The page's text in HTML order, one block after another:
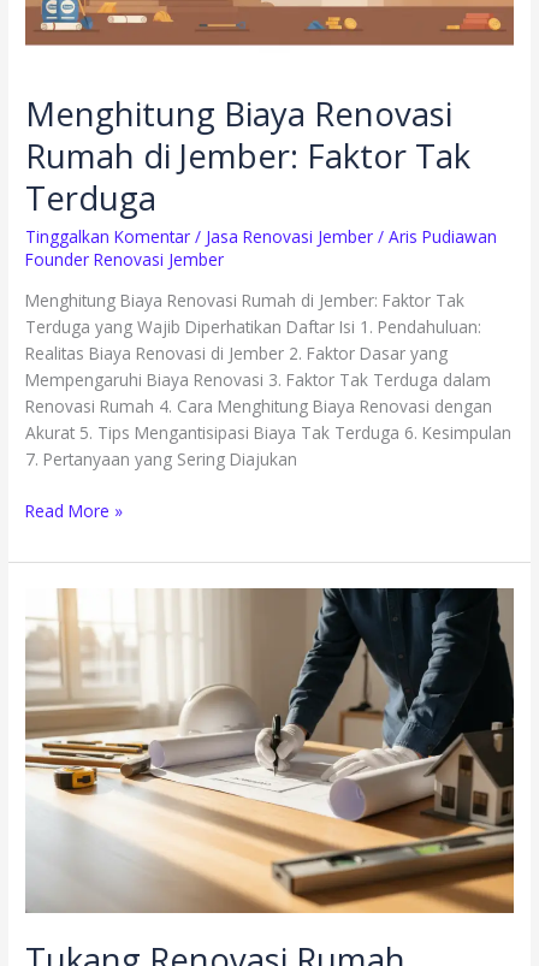
Menghitung Biaya Renovasi
Rumah di Jember: Faktor Tak
Terduga
Tinggalkan Komentar / Jasa Renovasi Jember /Aris Pudiawan
Founder Renovasi Jember
Menghitung Biaya Renovasi Rumah di Jember: Faktor Tak
Terduga yang Wajib Diperhatikan Daftar Isi 1. Pendahuluan:
Realitas Biaya Renovasi di Jember 2. Faktor Dasar yang
Mempengaruhi Biaya Renovasi 3. Faktor Tak Terduga dalam
Renovasi Rumah 4. Cara Menghitung Biaya Renovasi dengan
Akurat 5. Tips Mengantisipasi Biaya Tak Terduga 6. Kesimpulan
7. Pertanyaan yang Sering Diajukan
Read More »
Tukang
Renovasi
Jember:
Apa
yang
Harus
Diperhatikan
dalam